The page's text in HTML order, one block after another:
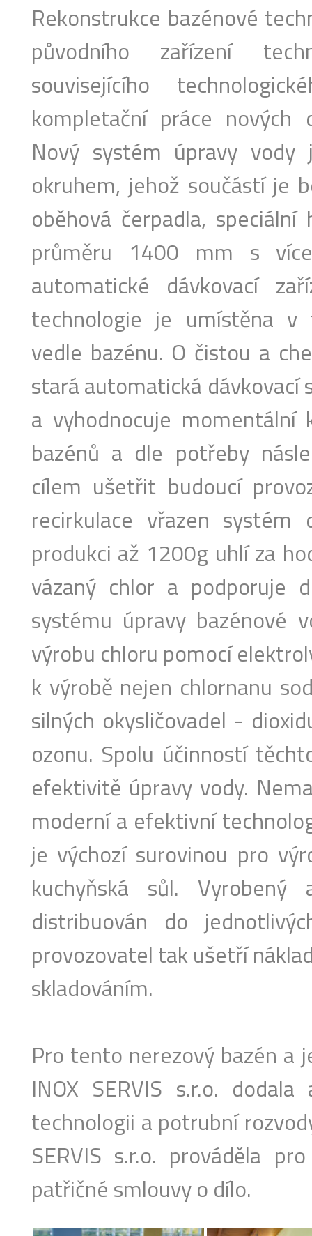
Rekonstrukce bazénové
původního zařízení
souvisejícího
kompletační práce nových
Nový systém úpravy
okruhem, jehož součástí je
oběhová čerpadla,
průměru 1400 mm s
automatické dávkovací
technologie je umístěna
vedle bazénu. O čistou a
stará automatická dávkovací
a vyhodnocuje
bazénů a dle potřeby
cílem ušetřit budoucí
recirkulace vřazen
produkci až 1200g uhlí za
vázaný chlor a podporuje
systému úpravy bazénové
výrobu chloru pomocí
k výrobě nejen chlornanu
silných okysličovadel -
ozonu. Spolu účinností
efektivitě úpravy vody.
moderní a efektivní
je výchozí surovinou pro
kuchyňská sůl.
distribuován do
provozovatel tak ušetří
skladováním.
Pro tento nerezový bazén a
INOX SERVIS s.r.o.
technologii a potrubní
SERVIS s.r.o. prováděla
patřičné smlouvy o dílo.